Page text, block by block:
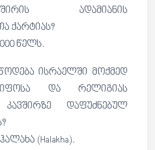
ადამიანის
ქარტიას?
წელს.
ისრაელში მოქმედ
და რელიგიას
დაფუძნებულ
(Halakha).